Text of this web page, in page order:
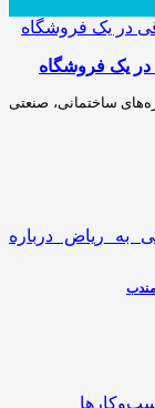
در یک فروشگاه
ساختمانی، صنعتی